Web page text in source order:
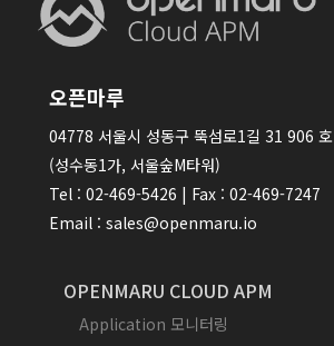
오픈마루
04778 서울시 성동구 뚝섬로1길 31 906 호
(성수동1가, 서울숲M타워)
Tel : 02-469-5426 | Fax : 02-469-7247
Email : sales@openmaru.io
OPENMARU CLOUD APM
Application 모니터링